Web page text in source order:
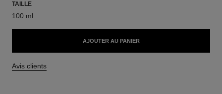
TAILLE
100 ml
AJOUTER AU PANIER
Avis clients